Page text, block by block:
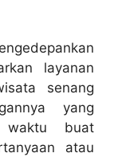
layanan
senang
yang
waktu buat
atau